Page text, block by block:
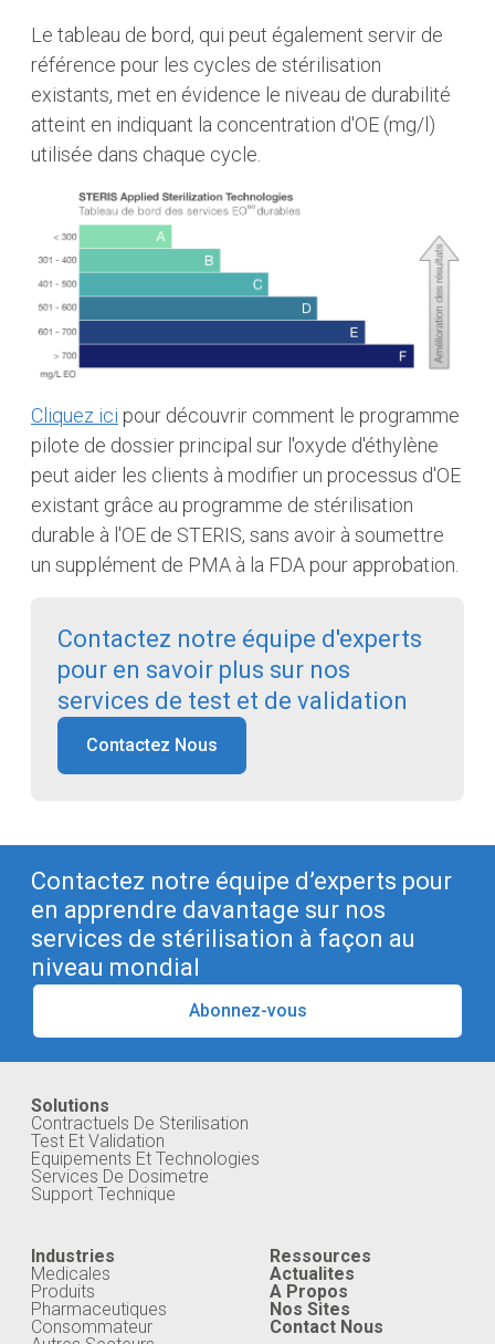
Contactez notre équipe d'experts
pour en savoir plus sur nos
services de test et de validation
Contactez Nous
Le tableau de bord, qui peut également servir de
référence pour les cycles de stérilisation
existants, met en évidence le niveau de durabilité
atteint en indiquant la concentration d'OE (mg/l)
utilisée dans chaque cycle.
Cliquez ici pour découvrir comment le programme
pilote de dossier principal sur l'oxyde d'éthylène
peut aider les clients à modifier un processus d'OE
existant grâce au programme de stérilisation
durable à l'OE de STERIS, sans avoir à soumettre
un supplément de PMA à la FDA pour approbation.
Contactez notre équipe d’experts pour
en apprendre davantage sur nos
services de stérilisation à façon au
niveau mondial
Abonnez-vous
Solutions
Contractuels De Sterilisation
Test Et Validation
Equipements Et Technologies
Services De Dosimetre
Support Technique
Industries
Medicales
Produits
Pharmaceutiques
Consommateur
Ressources
Actualites
A Propos
Nos Sites
Contact Nous